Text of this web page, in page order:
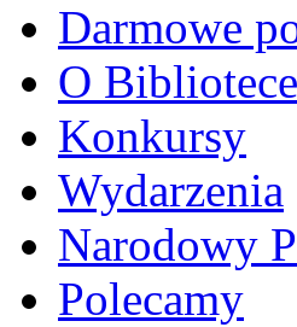
Darmowe
O Bibliotece
Konkursy
Wydarzenia
Narodowy
Polecamy